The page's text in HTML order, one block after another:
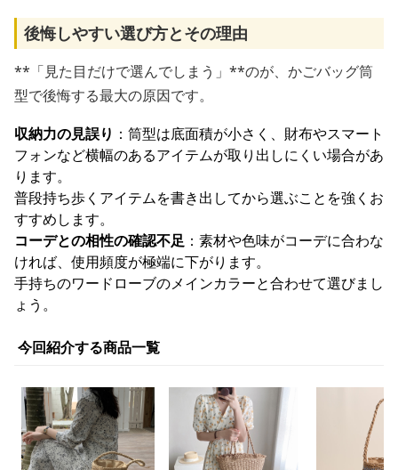
後悔しやすい選び方とその理由
**「見た目だけで選んでしまう」**のが、かごバッグ筒
型で後悔する最大の原因です。
収納力の見誤り ：筒型は底面積が小さく、財布やスマート
フォンなど横幅のあるアイテムが取り出しにくい場合があ
ります。
普段持ち歩くアイテムを書き出してから選ぶことを強くお
すすめします。
コーデとの相性の確認不足 ：素材や色味がコーデに合わな
ければ、使用頻度が極端に下がります。
手持ちのワードローブのメインカラーと合わせて選びまし
ょう。
今回紹介する商品一覧